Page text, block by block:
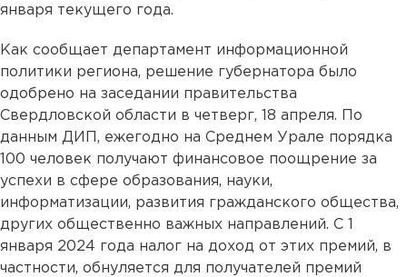
января текущего года.
Как сообщает департамент информационной
политики региона, решение губернатора было
одобрено на заседании правительства
Свердловской области в четверг, 18 апреля. По
данным ДИП, ежегодно на Среднем Урале порядка
100 человек получают финансовое поощрение за
успехи в сфере образования, науки,
информатизации, развития гражданского общества,
других общественно важных направлений. C 1
января 2024 года налог на доход от этих премий, в
частности, обнуляется для получателей премий